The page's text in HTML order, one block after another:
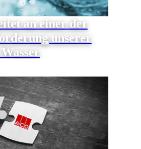
an einer der
unserer